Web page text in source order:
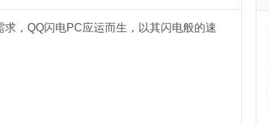
，QQ闪电PC应运而生，以其闪电般的速